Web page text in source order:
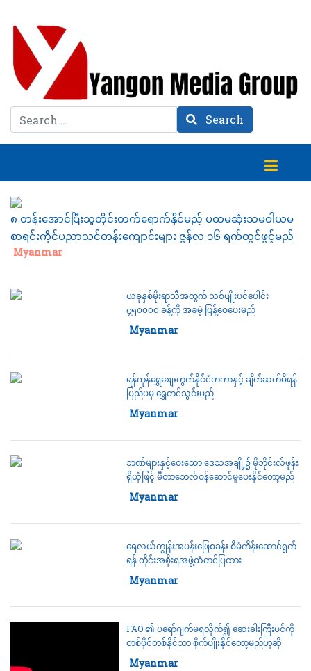
Search Search
၈ တန်းအောင်ပြီးသူတိုင်းတက်ရောက်နိုင်မည့် ပထမဆုံးသမဝါယမ
စာရင်းကိုင်ပညာသင်တန်းကျောင်းများ ဇွန်လ ၁၆ ရက်တွင်ဖွင့်မည်
Category:
Myanmar
ယခုနှစ်မိုးရာသီအတွက် သစ်ပျိုးပင်ပေါင်း
၄၅၀၀၀၀ ခန့်ကို အခမဲ့ ဖြန့်ဝေပေးမည်
Category:
Myanmar
ရန်ကုန်ရွှေစျေးကွက်နိုင်ငံတကာနှင့် ချိတ်ဆက်မိရန်
ပြည်ပမှ ရွှေတင်သွင်းမည်
Category:
Myanmar
ဘဏ်များနှင့်ဝေးသော ဒေသအချို့၌ မိုဘိုင်းလ်ဖုန်း
ရှိယုံဖြင့် မီတာဘေလ်ဝန်ဆောင်မှုပေးနိုင်တော့မည်
Category:
Myanmar
ရေလယ်ကျွန်းအပန်းဖြေစခန်း စီမံကိန်းဆောင်ရွက်
ရန် တိုင်းအစိုးရအဖွဲ့ထံတင်ပြထား
Category:
Myanmar
FAO ၏ ပရော်ဂျက်မရလိုက်၍ ဆေးခါးကြီးပင်ကို
တစ်ပိုင်တစ်နိုင်သာ စိုက်ပျိုးနိုင်တော့မည်ဟုဆို
Category:
Myanmar